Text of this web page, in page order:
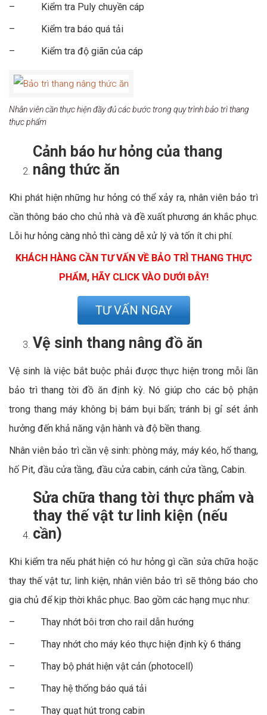
– Kiểm tra Puly chuyền cáp
– Kiểm tra báo quá tải
– Kiểm tra độ giãn của cáp
Nhân viên cần thực hiện đầy đủ các bước trong quy trình bảo trì thang
thực phẩm
Cảnh báo hư hỏng của thang
nâng thức ăn
Khi phát hiện những hư hỏng có thể xảy ra, nhân viên bảo trì
cần thông báo cho chủ nhà và đề xuất phương án khắc phục.
Lỗi hư hỏng càng nhỏ thì càng dễ xử lý và tốn ít chi phí.
KHÁCH HÀNG CẦN TƯ VẤN VỀ BẢO TRÌ THANG THỰC
PHẨM, HÃY CLICK VÀO DƯỚI ĐÂY!
TƯ VẤN NGAY
Vệ sinh thang nâng đồ ăn
Vệ sinh là việc bắt buộc phải được thực hiện trong mỗi lần
bảo trì thang tời đồ ăn định kỳ. Nó giúp cho các bộ phận
trong thang máy không bị bám bụi bẩn; tránh bị gỉ sét ảnh
hưởng đến khả năng vận hành và độ bền thang.
Nhân viên bảo trì cần vệ sinh: phòng máy, máy kéo, hố thang,
hố Pit, đầu cửa tầng, đầu cửa cabin, cánh cửa tầng, Cabin.
Sửa chữa thang tời thực phẩm và
thay thế vật tư linh kiện (nếu
cần)
Khi kiểm tra nếu phát hiện có hư hỏng gì cần sửa chữa hoặc
thay thế vật tư; linh kiện, nhân viên bảo trì sẽ thông báo cho
gia chủ để kịp thời khắc phục. Bao gồm các hạng mục như:
– Thay nhớt bôi trơn cho rail dẫn hướng
– Thay nhớt cho máy kéo thực hiện định kỳ 6 tháng
– Thay bộ phát hiện vật cản (photocell)
– Thay hệ thống báo quá tải
– Thay quạt hút trong cabin